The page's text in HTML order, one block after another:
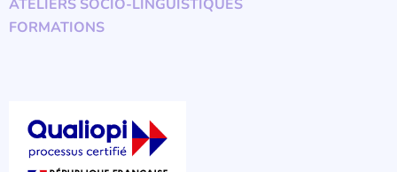
ATELIERS SOCIO-LINGUISTIQUES
FORMATIONS